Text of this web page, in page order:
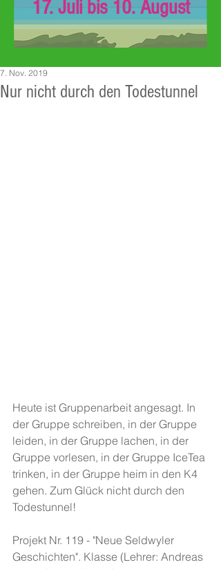
17. Juli bis 10. August
Nur nicht durch den Todestunnel
7. Nov. 2019
Heute ist Gruppenarbeit angesagt. In
der Gruppe schreiben, in der Gruppe
leiden, in der Gruppe lachen, in der
Gruppe vorlesen, in der Gruppe IceTea
trinken, in der Gruppe heim in den K4
gehen. Zum Glück nicht durch den
Todestunnel!
Projekt Nr. 119 - "Neue Seldwyler
Geschichten". Klasse (Lehrer: Andreas